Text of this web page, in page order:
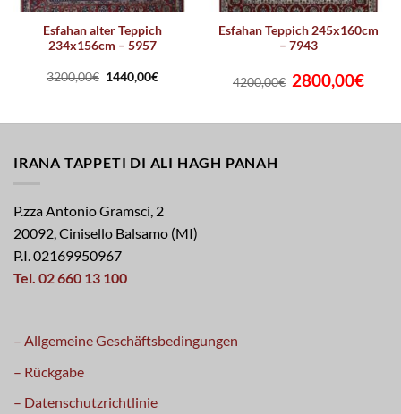
Esfahan alter Teppich
234x156cm – 5957
3200,00€ 1440,00€
Esfahan Teppich 245x160cm
– 7943
4200,00€ Ursprünglicher
Preis
2800,00€Preis
IRANA TAPPETI DI ALI HAGH PANAH
P.zza Antonio Gramsci, 2
20092, Cinisello Balsamo (MI)
P.I. 02169950967
Tel. 02 660 13 100
– Allgemeine Geschäftsbedingungen
– Rückgabe
– Datenschutzrichtlinie